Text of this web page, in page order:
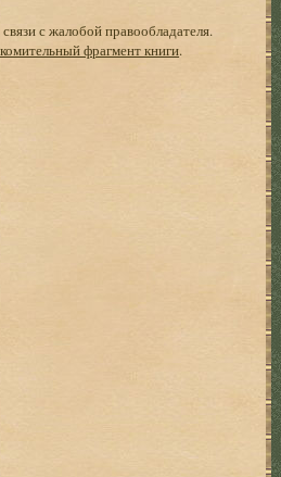
с жалобой правообладателя.
фрагмент книги.